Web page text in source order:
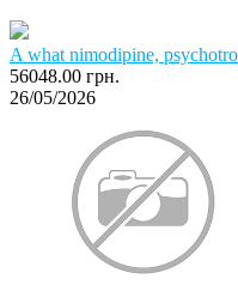
A what nimodipine,
56048.00 грн.
26/05/2026